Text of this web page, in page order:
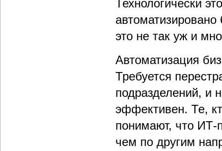
Технологически
это не так уж и
Автоматизация
Требуется
подразделений, и
эффективен. Те,
понимают, что ИТ-
чем по другим